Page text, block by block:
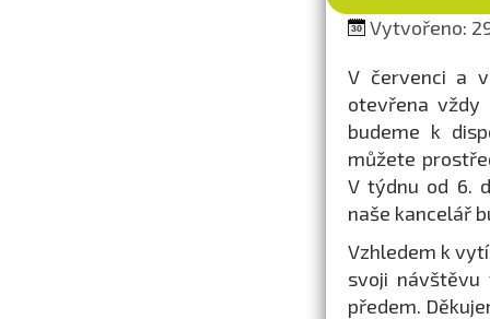
Vytvořeno:
V červenci a
otevřena
budeme k
můžete
V týdnu od 6.
naše kancelář
Vzhledem k
svoji návštěvu
předem.